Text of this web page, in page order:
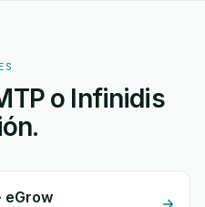
o Infinidis
eGrow